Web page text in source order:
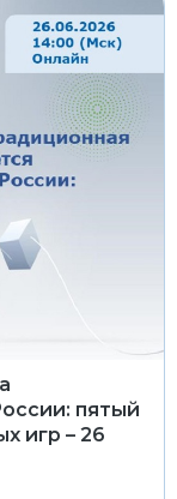
пятый
игр – 26